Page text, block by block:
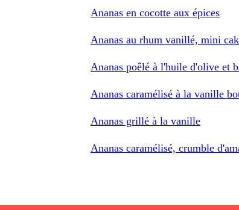
Ananas en cocotte aux épices
Ananas au rhum vanillé, mini
Ananas poêlé à l'huile d'olive et
Ananas caramélisé à la vanille
Ananas grillé à la vanille
Ananas caramélisé, crumble